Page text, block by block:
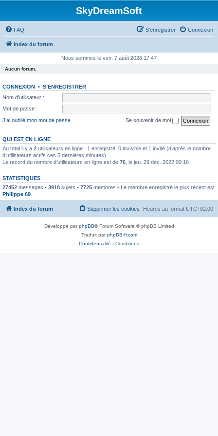
SkyDreamSoft
FAQ Connexion
S’enregistrer
Index du forum
Nous sommes le ven. 7 août 2026 17:47
Aucun forum.
CONNEXION • S’ENREGISTRER
Nom d’utilisateur :
Mot de passe :
J’ai oublié mon mot de passe
Se souvenir de moi
QUI EST EN LIGNE
Au total il y a 2 utilisateurs en ligne : 1 enregistré, 0 invisible et 1 invité (d’après le nombre
d’utilisateurs actifs ces 5 dernières minutes)
Le record du nombre d’utilisateurs en ligne est de 76 , le jeu. 29 déc. 2022 00:16
STATISTIQUES
27452 messages • 3918 sujets • 7725 membres • Le membre enregistré le plus récent est
Philippe 69
Index du forum Heures au format UTC+02:00
Supprimer les cookies
Développé parphpBB® Forum Software © phpBB Limited
Traduit parphpBB-fr.com
Confidentialité | Conditions